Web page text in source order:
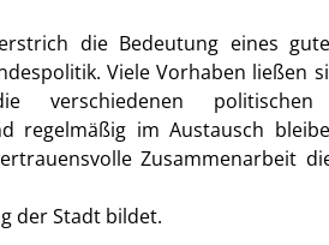
die Bedeutung eines
Viele Vorhaben ließen
verschiedenen
regelmäßig im Austausch
Zusammenarbeit
der Stadt bildet.